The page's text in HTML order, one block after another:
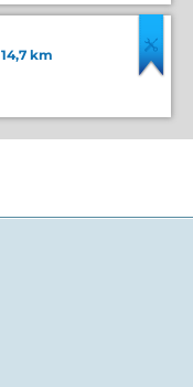
14,7 km